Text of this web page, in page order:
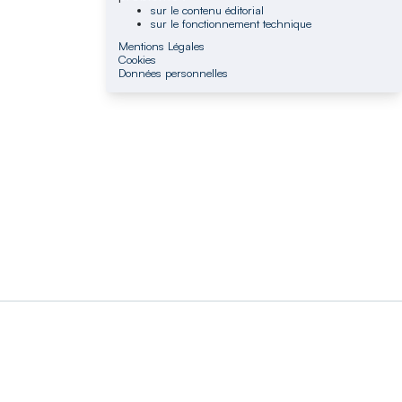
sur le contenu éditorial
sur le fonctionnement technique
Mentions Légales
Cookies
Données personnelles